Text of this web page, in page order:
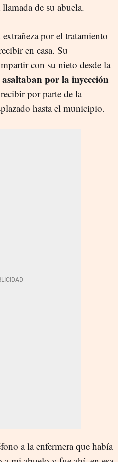
de su abuela.
por el tratamiento
en casa. Su
con su nieto desde la
por la inyección
por parte de la
hasta el municipio.
a la enfermera que había